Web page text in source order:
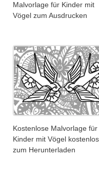
Malvorlage für Kinder mit
Vögel zum Ausdrucken
Kostenlose Malvorlage für
Kinder mit Vögel kostenlos
zum Herunterladen